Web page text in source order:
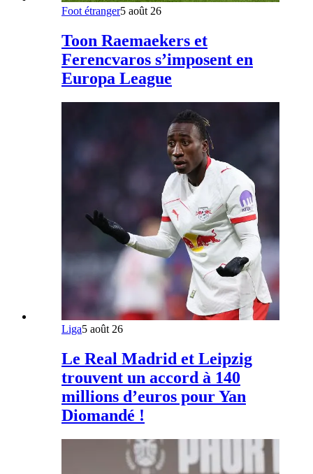
Foot étranger5 août 26
Toon Raemaekers et
Ferencvaros s’imposent en
Europa League
Liga5 août 26
Le Real Madrid et Leipzig
trouvent un accord à 140
millions d’euros pour Yan
Diomandé !